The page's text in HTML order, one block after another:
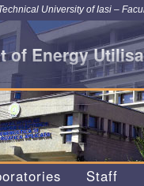
University of Iasi –
of Energy
Staff